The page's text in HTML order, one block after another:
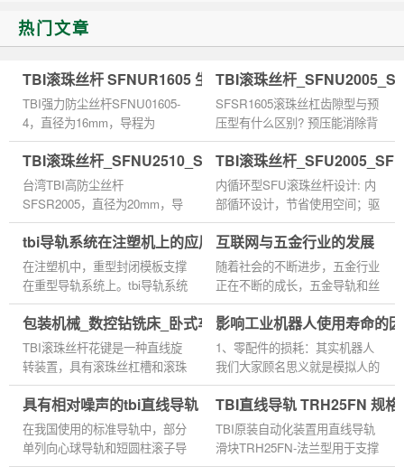
热门文章
TBI滚珠丝杆 SFNUR1605 生产厂家
TBI强力防尘丝杆SFNU01605-
4，直径为16mm，导程为
5mm，螺母对称安装孔的距离
为38mm。TBI丝杆即使给予预
压，亦能维持圆滑的动作特性。
TBI滚珠丝杆螺母副SFNU...
TBI滚珠丝杆
SFSR1605滚珠丝杠齿隙型与预
压型有什么区别? 预压能消除背
隙，消除背隙可使机械传动的精
度更为稳定，且机械传动结构的
刚性提高。预压缺点会降低机械
效...
TBI滚珠丝杆_SFNU2510_SFSR2005_价格批发生产厂家
台湾TBI高防尘丝杆
SFSR2005，直径为20mm，导
程为5mm，螺母对称安装孔的
距离为47mm。 TBI微型直线导
轨为了减少切削力，减少细长轴
的弯曲，车刀的主编角取7...
TBI滚珠丝杆
内循环型SFU滚珠丝杆设计: 内
部循环设计，节省使用空间；驱
动扭矩小，仅为滑动螺杆三分之
一；高精度之保证；能微量进
给，可控制在0.1微米以内；无
间...
tbi导轨系统在注塑机上的应用
在注塑机中，重型封闭模板支撑
在重型导轨系统上。tbi导轨系统
有四个滑块，除了具有标准化的
预密封外，系统还采用集成全密
封方式，使用寿命很长。该...
互联网与五金行业的发展
随着社会的不断进步，五金行业
正在不断的成长，五金导轨和丝
杆，轴承行业的竞争趋势不断挑
战高难度。 五金市场的开放，
商战的激烈，中国市场...
包装机械_数控钻铣床_卧式车床台湾TBI滚珠花键螺母
TBI滚珠丝杆花键是一种直线旋
转装置，具有滚珠丝杠槽和滚珠
花键槽在轴上交叉。并将滚珠丝
杠和TBI滚珠丝杆花键螺母圆柱
直接送入专用支承轴承内。通
过...
影响工业机器人使用寿命的
1、零配件的损耗：其实机器人
我们大家顾名思义就是模拟人的
机器，是机器当然也就是由机械
配件所装配而来的，越是精密的
零配件也就越容易产生损耗。...
具有相对噪声的tbi直线导轨
在我国使用的标准导轨中，部分
单列向心球导轨和短圆柱滚子导
轨采用电源电机导轨噪声低。球
TBI直线导轨 TRH25FN 规格
TBI原装自动化装置用直线导轨
滑块TRH25FN-法兰型用于支撑
大型的工作部件，支架的数量可